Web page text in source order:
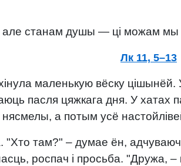
але станам душы — ці можам
Лк 11, 5–13
маленькую вёску цішынёй.
пасля цяжкага дня. У
а потым усё
там?" – думае ён,
роспач і просьба.